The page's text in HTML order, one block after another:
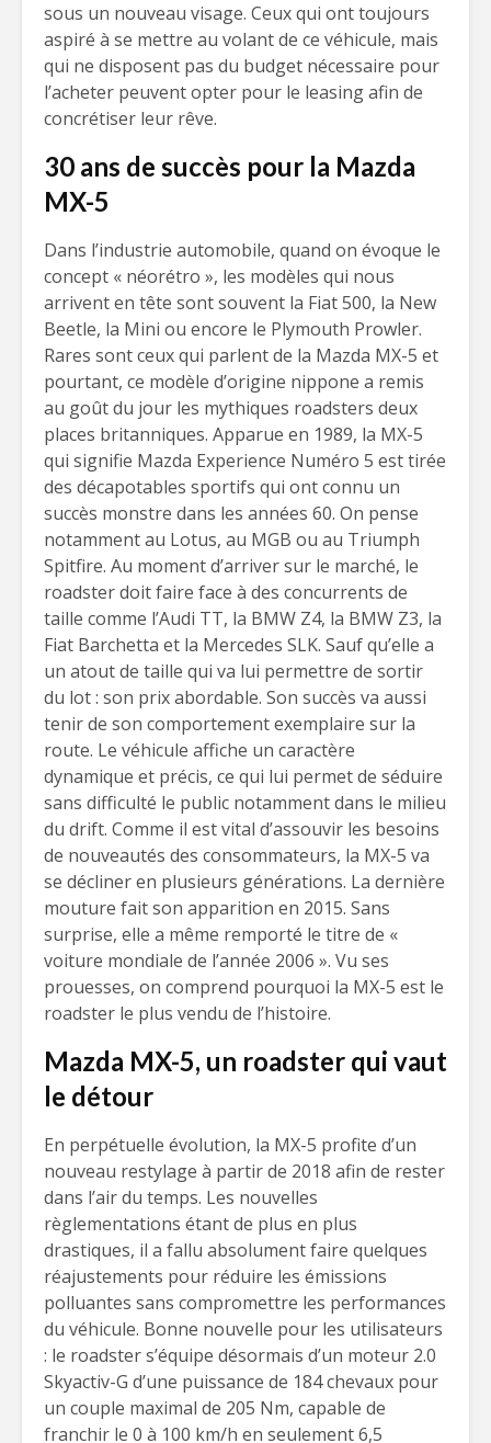
sous un nouveau visage. Ceux qui ont toujours
aspiré à se mettre au volant de ce véhicule, mais
qui ne disposent pas du budget nécessaire pour
l’acheter peuvent opter pour le leasing afin de
concrétiser leur rêve.
30 ans de succès pour la Mazda
MX-5
Dans l’industrie automobile, quand on évoque le
concept « néorétro », les modèles qui nous
arrivent en tête sont souvent la Fiat 500, la New
Beetle, la Mini ou encore le Plymouth Prowler.
Rares sont ceux qui parlent de la Mazda MX-5 et
pourtant, ce modèle d’origine nippone a remis
au goût du jour les mythiques roadsters deux
places britanniques. Apparue en 1989, la MX-5
qui signifie Mazda Experience Numéro 5 est tirée
des décapotables sportifs qui ont connu un
succès monstre dans les années 60. On pense
notamment au Lotus, au MGB ou au Triumph
Spitfire. Au moment d’arriver sur le marché, le
roadster doit faire face à des concurrents de
taille comme l’Audi TT, la BMW Z4, la BMW Z3, la
Fiat Barchetta et la Mercedes SLK. Sauf qu’elle a
un atout de taille qui va lui permettre de sortir
du lot : son prix abordable. Son succès va aussi
tenir de son comportement exemplaire sur la
route. Le véhicule affiche un caractère
dynamique et précis, ce qui lui permet de séduire
sans difficulté le public notamment dans le milieu
du drift. Comme il est vital d’assouvir les besoins
de nouveautés des consommateurs, la MX-5 va
se décliner en plusieurs générations. La dernière
mouture fait son apparition en 2015. Sans
surprise, elle a même remporté le titre de «
voiture mondiale de l’année 2006 ». Vu ses
prouesses, on comprend pourquoi la MX-5 est le
roadster le plus vendu de l’histoire.
Mazda MX-5, un roadster qui vaut
le détour
En perpétuelle évolution, la MX-5 profite d’un
nouveau restylage à partir de 2018 afin de rester
dans l’air du temps. Les nouvelles
règlementations étant de plus en plus
drastiques, il a fallu absolument faire quelques
réajustements pour réduire les émissions
polluantes sans compromettre les performances
du véhicule. Bonne nouvelle pour les utilisateurs
: le roadster s’équipe désormais d’un moteur 2.0
Skyactiv-G d’une puissance de 184 chevaux pour
un couple maximal de 205 Nm, capable de
franchir le 0 à 100 km/h en seulement 6,5